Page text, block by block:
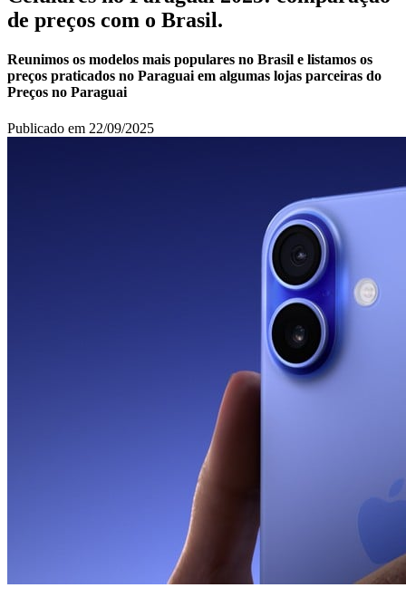
de preços com o Brasil.
Reunimos os modelos mais populares no Brasil e listamos os
preços praticados no Paraguai em algumas lojas parceiras do
Preços no Paraguai
Publicado em 22/09/2025